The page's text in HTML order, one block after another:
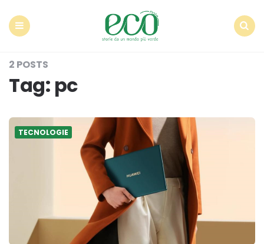
2 POSTS
Tag: pc
TECNOLOGIE